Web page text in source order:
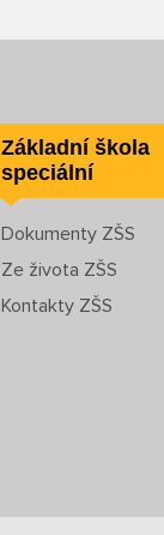
Základní škola
speciální
Dokumenty ZŠS
Ze života ZŠS
Kontakty ZŠS